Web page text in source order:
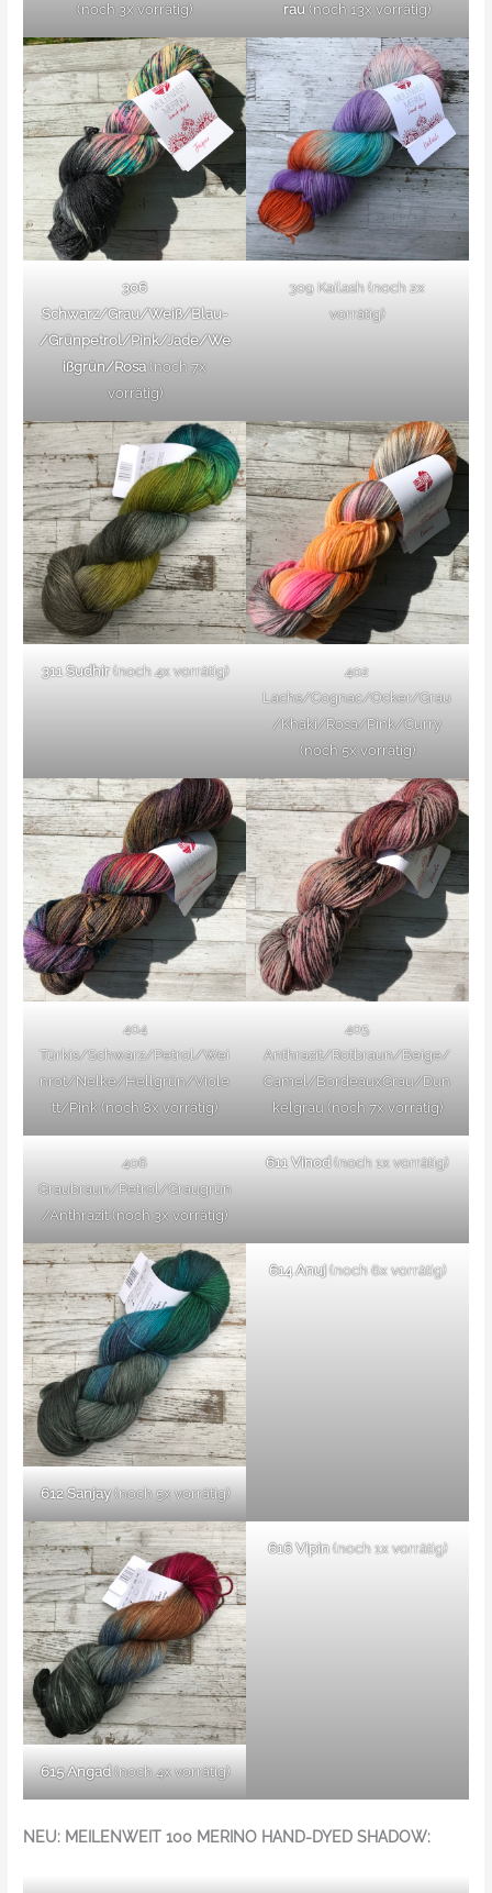
(noch 3x vorrätig)
rau (noch 13x vorrätig)
306
Schwarz/Grau/Weiß/Blau-
/Grünpetrol/Pink/Jade/We
ißgrün/Rosa(noch 7x
vorrätig)
309 Kailash (noch 2x
vorrätig)
311 Sudhir(noch 4x vorrätig)
402
Lachs/Cognac/Ocker/Grau
/Khaki/Rosa/Pink/Curry
(noch 5x vorrätig)
404
Türkis/Schwarz/Petrol/Wei
nrot/Nelke/Hellgrün/Viole
tt/Pink (noch 8x vorrätig)
405
Anthrazit/Rotbraun/Beige/
Camel/BordeauxGrau/Dun
kelgrau (noch 7x vorrätig)
406
Graubraun/Petrol/Graugrün
/Anthrazit (noch 3x vorrätig)
611 Vinod(noch 1x vorrätig)
612 Sanjay(noch 5x vorrätig)
614 Anuj (noch 6x vorrätig)
615 Angad (noch 4x vorrätig)
616 Vipin(noch 1x vorrätig)
NEU: MEILENWEIT 100 MERINO HAND-DYED SHADOW: